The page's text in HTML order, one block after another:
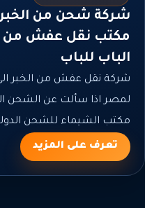
مكتب نقل عفش من
الباب للباب
شركة نقل عفش من الخبر
لمصر اذا سألت عن الشحن
مكتب الشيماء للشحن
تعرف على المزيد